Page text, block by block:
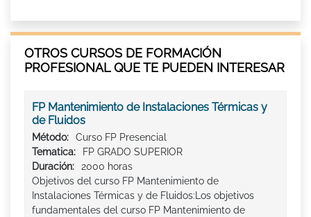
OTROS CURSOS DE FORMACIÓN
PROFESIONAL QUE TE PUEDEN INTERESAR
FP Mantenimiento de Instalaciones Térmicas y
de Fluidos
Método:
Curso FP Presencial
Tematica:
FP GRADO SUPERIOR
Duración:
2000 horas
Objetivos del curso FP Mantenimiento de
Instalaciones Térmicas y de Fluidos:Los objetivos
fundamentales del curso FP Mantenimiento de